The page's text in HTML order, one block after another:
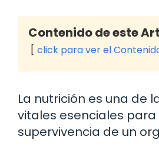
Contenido de este
click para ver el
La nutrición es una de
vitales esenciales para
supervivencia de un